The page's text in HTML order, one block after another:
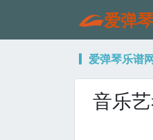
爱弹琴
爱弹琴乐谱
音乐